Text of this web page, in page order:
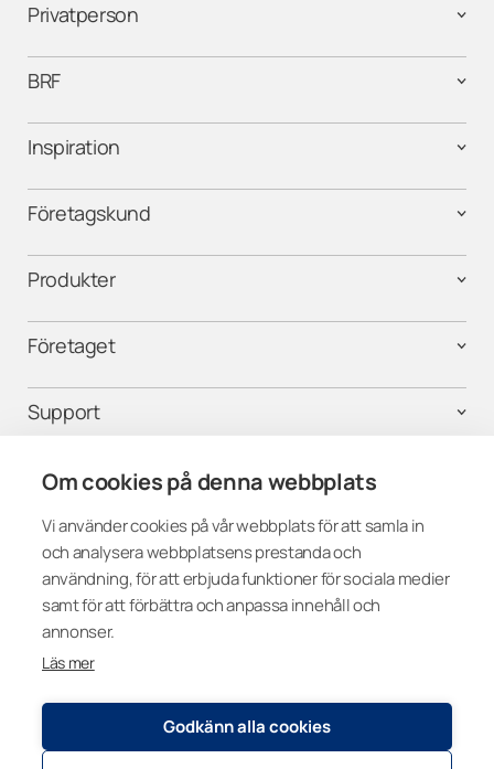
Om cookies på denna webbplats
Vi använder cookies på vår webbplats för att samla in
och analysera webbplatsens prestanda och
användning, för att erbjuda funktioner för sociala medier
samt för att förbättra och anpassa innehåll och
annonser.
Läs mer
Godkänn alla cookies
Privatperson
BRF
Inspiration
Företagskund
Produkter
Företaget
Support
Kontakta oss
Följ oss i sociala medier
Sweden